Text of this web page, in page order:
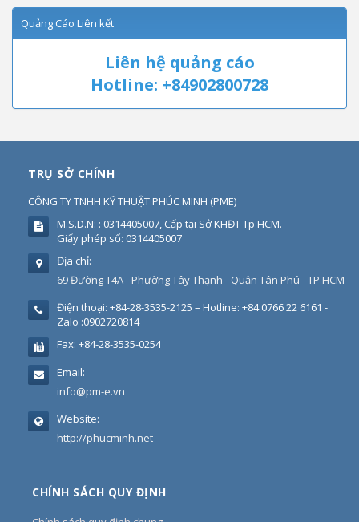
Quảng Cáo Liên kết
Liên hệ quảng cáo
Hotline: +84902800728
TRỤ SỞ CHÍNH
CÔNG TY TNHH KỸ THUẬT PHÚC MINH (PME)
M.S.D.N: : 0314405007, Cấp tại Sở KHĐT Tp HCM.
Giấy phép số: 0314405007
Địa chỉ:
69 Đường T4A - Phường Tây Thạnh - Quận Tân Phú - TP HCM
Điện thoại: +84-28-3535-2125 – Hotline: +84 0766 22 6161 -
Zalo :0902720814
Fax: +84-28-3535-0254
Email:
info@pm-e.vn
Website:
http://phucminh.net
CHÍNH SÁCH QUY ĐỊNH